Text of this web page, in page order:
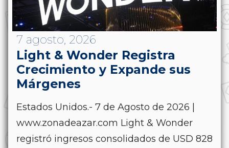
7 agosto, 2026
Light & Wonder Registra
Crecimiento y Expande sus
Márgenes
Estados Unidos.- 7 de Agosto de 2026 |
www.zonadeazar.com Light & Wonder
registró ingresos consolidados de USD 828